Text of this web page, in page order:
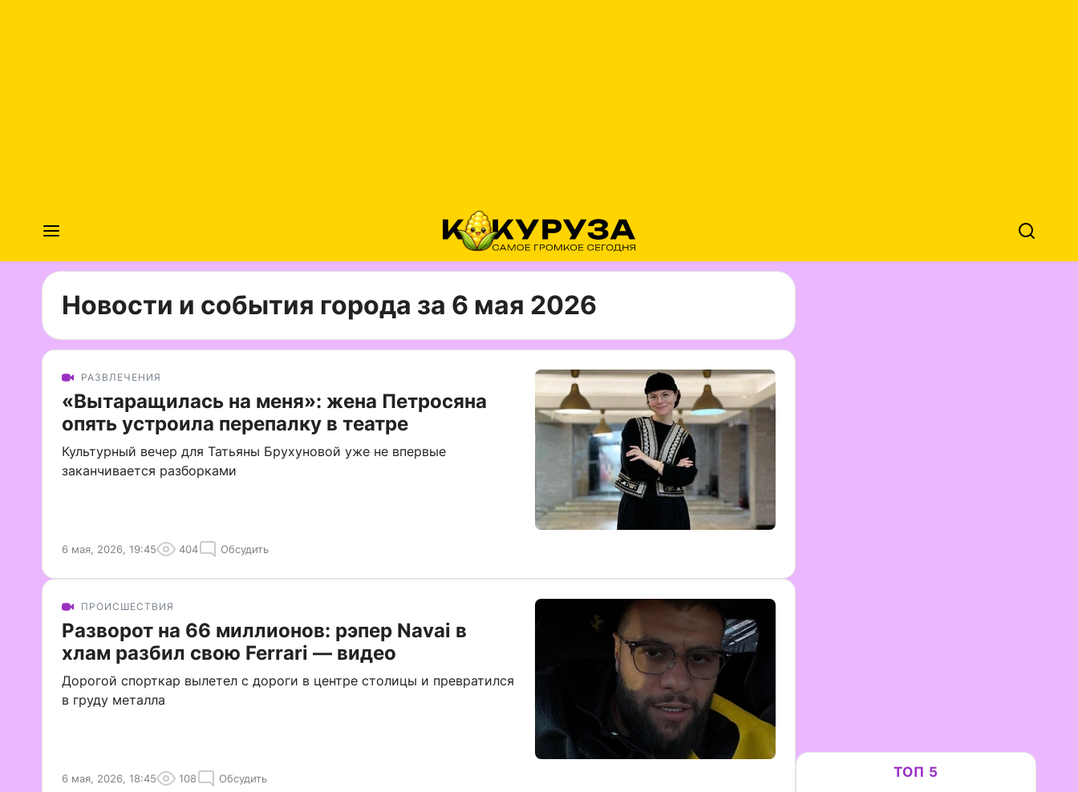
Новости и события города за 6 мая 2026
РАЗВЛЕЧЕНИЯ
«Вытаращилась на меня»: жена Петросяна
опять устроила перепалку в театре
Культурный вечер для Татьяны Брухуновой уже не впервые
заканчивается разборками
6 мая, 2026, 19:45 404 Обсудить
ПРОИСШЕСТВИЯ
Разворот на 66 миллионов: рэпер Navai в
хлам разбил свою Ferrari — видео
Дорогой спорткар вылетел с дороги в центре столицы и превратился
в груду металла
6 мая, 2026, 18:45 108 Обсудить ТОП 5